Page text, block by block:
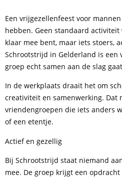
Een vrijgezellenfeest voor
hebben. Geen standaard
klaar mee bent, maar iets stoers,
Schrootstrijd in Gelderland is een
groep echt samen aan de slag
In de werkplaats draait het om
creativiteit en samenwerking. Dat
vriendengroepen die iets anders
of een etentje.
Actief en gezellig
Bij Schrootstrijd staat niemand
mee. De groep krijgt een